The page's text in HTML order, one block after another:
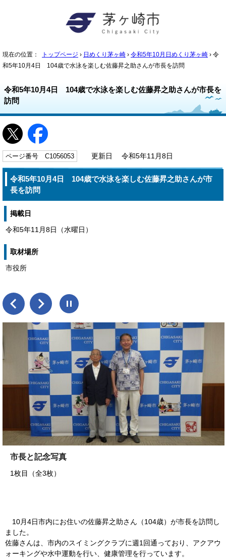
現在の位置： トップページ › 日めくり茅ヶ崎 › 令和5年10月日めくり茅ヶ崎 › 令
和5年10月4日 104歳で水泳を楽しむ佐藤昇之助さんが市長を訪問
令和5年10月4日 104歳で水泳を楽しむ佐藤昇之助さんが市長を
訪問
ページ番号 C1056053 更新日 令和5年11月8日
令和5年10月4日 104歳で水泳を楽しむ佐藤昇之助さんが市
長を訪問
掲載日
令和5年11月8日（水曜日）
取材場所
市役所
市長と記念写真
1枚目（全3枚）
10月4日市内にお住いの佐藤昇之助さん（104歳）が市長を訪問し
ました。
佐藤さんは、市内のスイミングクラブに週1回通っており、アクアウ
ォーキングや水中運動を行い、健康管理を行っています。